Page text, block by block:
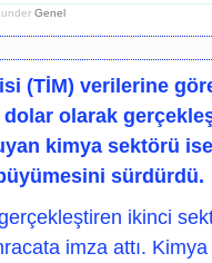
under Genel
(TİM) verilerine
dolar olarak
kimya sektörü ise
sürdürdü.
ikinci
imza attı.